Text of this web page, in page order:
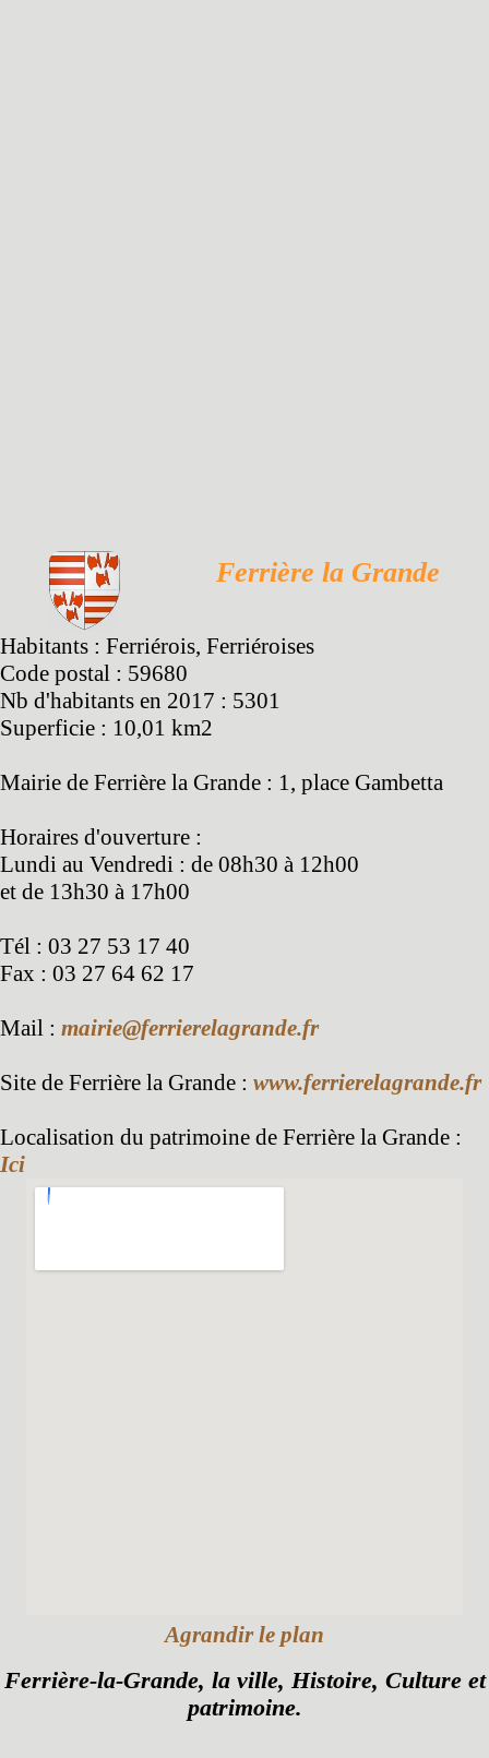
Ferrière la Grande
Habitants : Ferriérois, Ferriéroises
Code postal : 59680
Nb d'habitants en 2017 : 5301
Superficie : 10,01 km2
Mairie de Ferrière la Grande : 1, place Gambetta
Horaires d'ouverture :
Lundi au Vendredi : de 08h30 à 12h00
et de 13h30 à 17h00
Tél : 03 27 53 17 40
Fax : 03 27 64 62 17
Mail : mairie@ferrierelagrande.fr
Site de Ferrière la Grande : www.ferrierelagrande.fr
Localisation du patrimoine de Ferrière la Grande :
Ici
Agrandir le plan
Ferrière-la-Grande, la ville, Histoire, Culture et
patrimoine.